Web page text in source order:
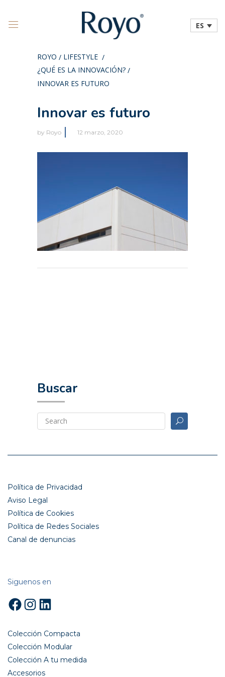
ES
ROYO / LIFESTYLE /
¿QUÉ ES LA INNOVACIÓN? /
INNOVAR ES FUTURO
Innovar es futuro
by Royo 12 marzo, 2020
Buscar
Política de Privacidad
Aviso Legal
Política de Cookies
Política de Redes Sociales
Canal de denuncias
Siguenos en
Facebook
Instagram
LinkedIn
Colección Compacta
Colección Modular
Colección A tu medida
Accesorios